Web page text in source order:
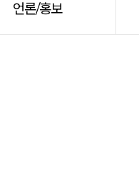
언론/홍보